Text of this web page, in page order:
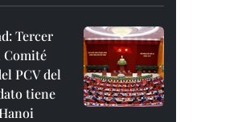
Tercer
Comité
PCV del
tiene